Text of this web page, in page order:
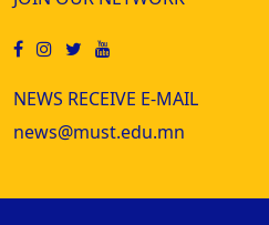
NEWS RECEIVE E-MAIL
news@must.edu.mn